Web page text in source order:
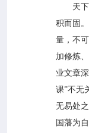
天下
积而固
量，不
加修炼
业文章
课”不无
无易处
国藩为